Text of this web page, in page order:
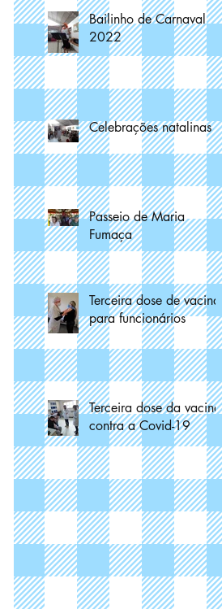
Bailinho de Carnaval
2022
Celebrações natalinas
Passeio de Maria
Fumaça
Terceira dose de vacina
para funcionários
Terceira dose da vacina
contra a Covid-19